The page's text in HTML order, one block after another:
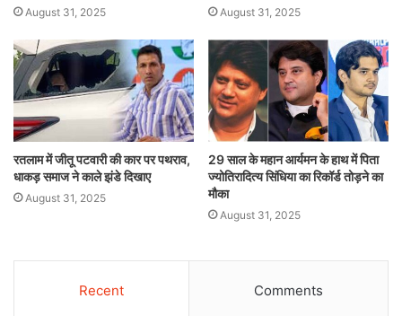
August 31, 2025 August 31, 2025
रतलाम में जीतू पटवारी की कार पर पथराव,
धाकड़ समाज ने काले झंडे दिखाए
August 31, 2025
29 साल के महान आर्यमन के हाथ में पिता
ज्योतिरादित्य सिंधिया का रिकॉर्ड तोड़ने का
मौका
August 31, 2025
Recent Comments